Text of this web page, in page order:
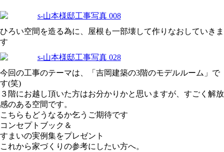
ひろい空間を造る為に、屋根も一部壊して作りなおしていきま
す
今回の工事のテーマは、「吉岡建築の3階のモデルルーム」で
す(笑)
３階にお越し頂いた方はお分かりかと思いますが、すごく解放
感のある空間です。
こちらもどうなるか乞うご期待です
コンセプトブック＆
すまいの実例集をプレゼント
これから家づくりの参考にしたい方へ。